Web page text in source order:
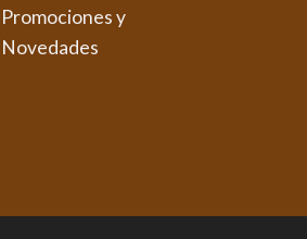
Promociones y
Novedades